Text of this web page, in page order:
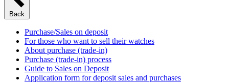
Back
Purchase/Sales on deposit
For those who want to sell their watches
About purchase (trade-in)
Purchase (trade-in) process
Guide to Sales on Deposit
Application form for deposit sales and purchases